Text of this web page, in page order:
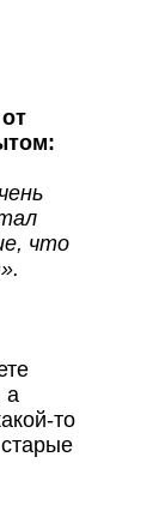
что
а
то